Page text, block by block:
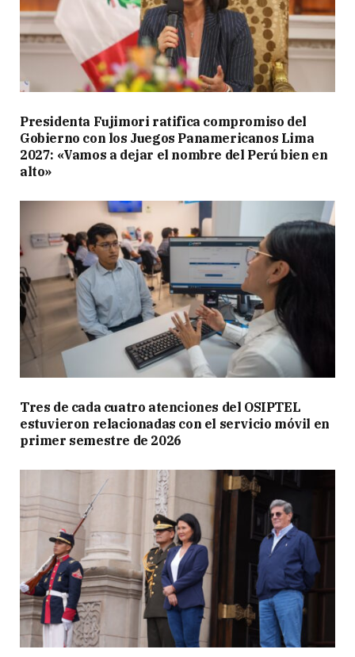
Presidenta Fujimori ratifica compromiso del
Gobierno con los Juegos Panamericanos Lima
2027: «Vamos a dejar el nombre del Perú bien en
alto»
Tres de cada cuatro atenciones del OSIPTEL
estuvieron relacionadas con el servicio móvil en
primer semestre de 2026